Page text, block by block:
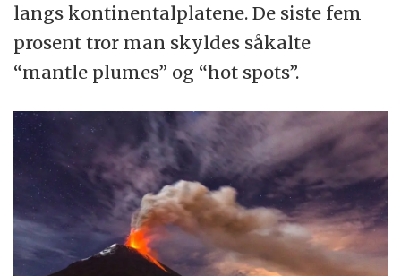
langs kontinentalplatene. De siste fem
prosent tror man skyldes såkalte
“mantle plumes” og “hot spots”.